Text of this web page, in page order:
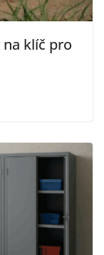
na klíč pro